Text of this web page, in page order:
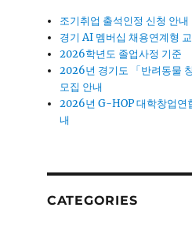
조기취업 출석인정 신청 안내
경기 AI 멤버십 채용연계형
2026학년도 졸업사정 기준
2026년 경기도 「반려동물
모집 안내
2026년 G-HOP 대학창업연
내
CATEGORIES